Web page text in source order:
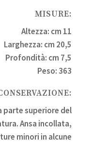
MISURE:
Altezza: cm 11
Larghezza: cm 20,5
Profondità: cm 7,5
Peso: 363
parte superiore del
Ansa incollata,
minori in alcune